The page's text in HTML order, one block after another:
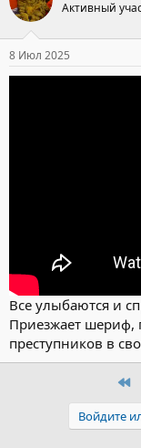
Активный
8 Июл 2025
Все улыбаются и
Приезжает шериф,
преступников в
Войдите